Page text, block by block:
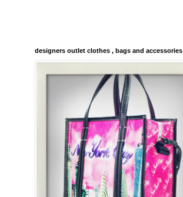
designers outlet clothes , bags and accessories